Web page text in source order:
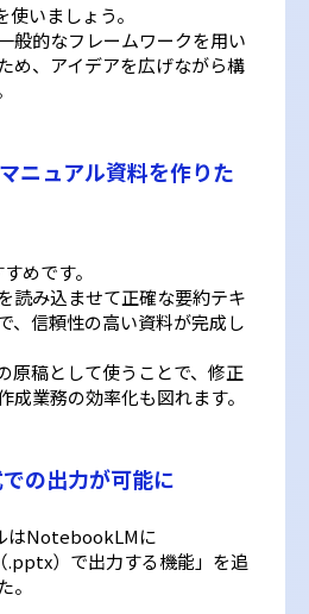
使いましょう。
般的なフレームワークを用い
め、アイデアを広げながら構
ニュアル資料を作りた
めです。
読み込ませて正確な要約テキ
、信頼性の高い資料が完成し
原稿として使うことで、修正
成業務の効率化も図れます。
の出力が可能に
はNotebookLMに
.pptx）で出力する機能」を追
。